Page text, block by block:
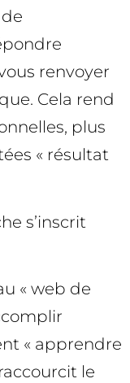
renvoyer
Cela rend
plus
« résultat
s’inscrit
« web de
« apprendre
le